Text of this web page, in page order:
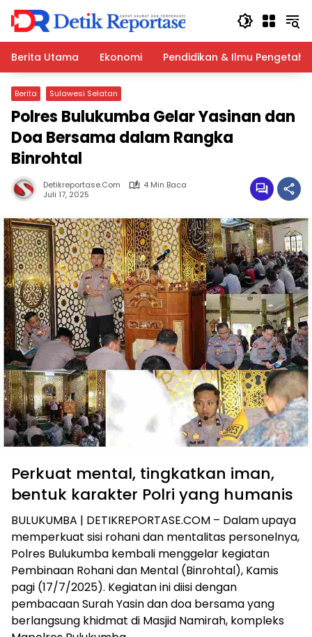
Langsung
konten
Berita Utama
Ekonomi Pendidikan & Ilmu
Berita Sulawesi Selatan
Polres Bulukumba Gelar Yasinan dan
Doa Bersama dalam Rangka
Binrohtal
Detikreportase.com
4 Min Baca
Juli 17, 2025
Perkuat mental, tingkatkan iman,
bentuk karakter Polri yang humanis
BULUKUMBA | DETIKREPORTASE.COM – Dalam upaya
memperkuat sisi rohani dan mentalitas personelnya,
Polres Bulukumba kembali menggelar kegiatan
Pembinaan Rohani dan Mental (Binrohtal), Kamis
pagi (17/7/2025). Kegiatan ini diisi dengan
pembacaan Surah Yasin dan doa bersama yang
berlangsung khidmat di Masjid Namirah, kompleks